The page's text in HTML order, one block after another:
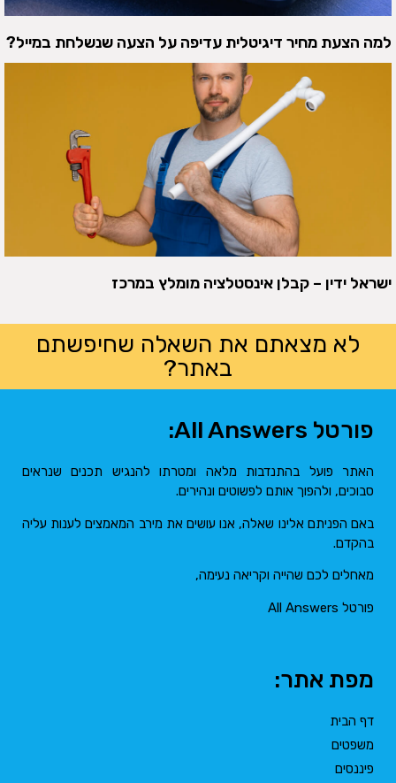
למה הצעת מחיר דיגיטלית עדיפה על הצעה שנשלחת במייל?
ישראל ידין – קבלן אינסטלציה מומלץ במרכז
לא מצאתם את השאלה שחיפשתם
באתר?
פורטל All Answers:
האתר פועל בהתנדבות מלאה ומטרתו להנגיש תכנים שנראים
סבוכים, ולהפוך אותם לפשוטים ונהירים.
באם הפניתם אלינו שאלה, אנו עושים את מירב המאמצים לענות עליה
בהקדם.
מאחלים לכם שהייה וקריאה נעימה,
פורטל All Answers
מפת אתר:
דף הבית
משפטים
פיננסים